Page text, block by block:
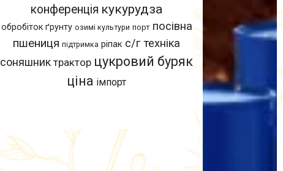
конференція кукурудза
обробіток ґрунту озимі культури порт посівна
пшениця підтримка ріпак с/г техніка
соняшник трактор цукровий буряк
ціна імпорт